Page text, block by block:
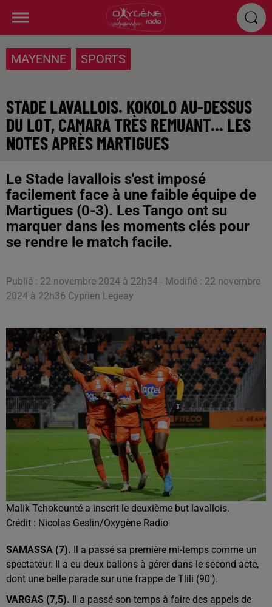
MAYENNE SPORTS
STADE LAVALLOIS. KOKOLO AU-DESSUS
DU LOT, CAMARA TRÈS REMUANT... LES
NOTES APRÈS MARTIGUES
Le Stade lavallois s'est imposé
facilement face à une faible équipe de
Martigues (0-3). Les Tango ont su
marquer dans les moments clés pour
se rendre le match facile.
Publié : 22 novembre 2024 à 22h34 - Modifié : 22 novembre
2024 à 22h36 Cyprien Legeay
Malik Tchokounté a inscrit le deuxième but lavallois.
Crédit : Nicolas Geslin/Oxygène Radio
SAMASSA (7). Il a passé sa première mi-temps comme un
spectateur. Il a eu deux ballons à gérer dans le second acte,
dont une belle parade sur une frappe de Tlili (90').
VARGAS (7,5). Il a passé son temps à faire des appels de